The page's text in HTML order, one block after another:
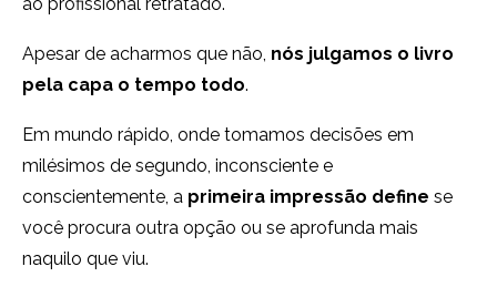
ao profissional retratado.
Apesar de acharmos que não, nós julgamos o livro
pela capa o tempo todo.
Em mundo rápido, onde tomamos decisões em
milésimos de segundo, inconsciente e
conscientemente, a primeira impressão define se
você procura outra opção ou se aprofunda mais
naquilo que viu.